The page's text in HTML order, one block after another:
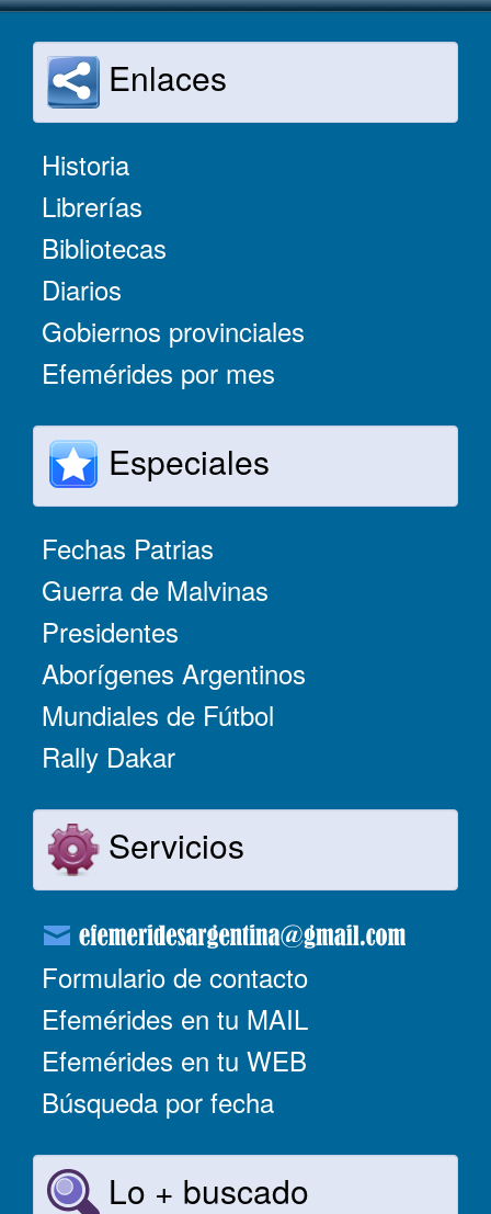
Enlaces
Historia
Librerías
Bibliotecas
Diarios
Gobiernos provinciales
Efemérides por mes
Especiales
Fechas Patrias
Guerra de Malvinas
Presidentes
Aborígenes Argentinos
Mundiales de Fútbol
Rally Dakar
Servicios
Formulario de contacto
Efemérides en tu MAIL
Efemérides en tu WEB
Búsqueda por fecha
Lo + buscado